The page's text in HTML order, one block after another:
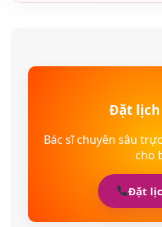
Đặt
Bác sĩ chuyên sâu
cho
Đặt